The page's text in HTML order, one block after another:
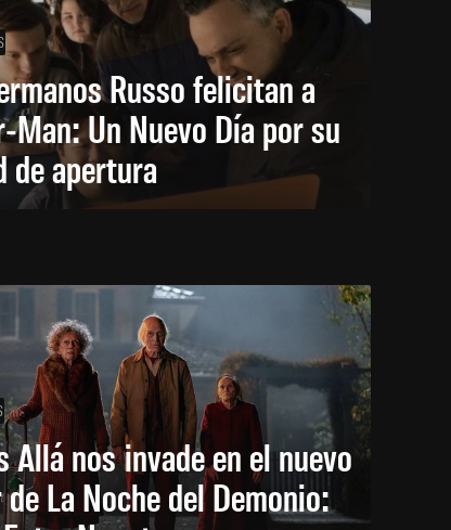
Russo felicitan a
Man: Un Nuevo Día por su
de apertura
Allá nos invade en el nuevo
La Noche del Demonio: